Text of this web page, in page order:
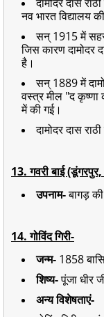
नव भारत विद्यालय
सन् 1915 में
जिस कारण दामोदर
है।
सन् 1889 में
वस्त्र मील "द कृष्णा
में की गई।
दामोदर दास
13. गवरी बाई
उपनाम-बागड़ की
14. गोविंद गिरी-
जन्म- 1858
शिष्य-पूंजा धीर
अन्य विशेषताएं-